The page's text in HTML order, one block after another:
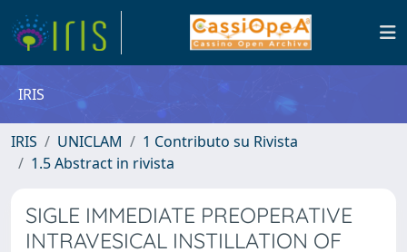
IRIS
IRIS UNICLAM
1 Contributo su Rivista
1.5 Abstract in rivista
SIGLE IMMEDIATE PREOPERATIVE
INTRAVESICAL INSTILLATION OF